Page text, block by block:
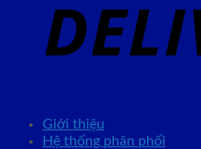
Giới thiệu
Hệ thống phân phối